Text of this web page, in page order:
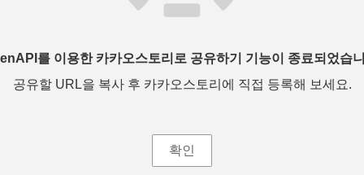
를 이용한 카카오스토리로 공유하기 기능이 종료되었습
공유할 URL을 복사 후 카카오스토리에 직접 등록해 보세요.
확인